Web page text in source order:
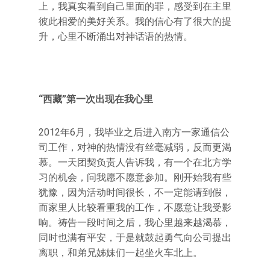
上，我真实看到自己里面的罪，感受到在主里
彼此相爱的美好关系。我的信心有了很大的提
升，心里不断涌出对神话语的热情。
“西藏”第一次出现在我心里
2012年6月，我毕业之后进入南方一家通信公
司工作，对神的热情没有丝毫减弱，反而更渴
慕。一天团契负责人告诉我，有一个在北方学
习的机会，问我愿不愿意参加。刚开始我有些
犹豫，因为活动时间很长，不一定能请到假，
而家里人比较看重我的工作，不愿意让我受影
响。祷告一段时间之后，我心里越来越渴慕，
同时也满有平安，于是就鼓起勇气向公司提出
离职，和弟兄姊妹们一起坐火车北上。